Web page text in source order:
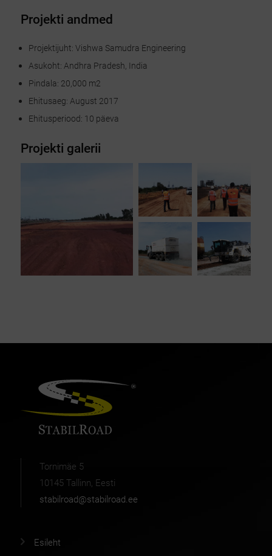
Projekti andmed
Projektijuht: Vishwa Samudra Engineering
Asukoht: Andhra Pradesh, India
Pindala: 20,000 m2
Ehitusaeg: August 2017
Ehitusperiood: 10 päeva
Projekti galerii
Tornimäe 5
10145 Tallinn, Eesti
stabilroad@stabilroad.ee
Esileht